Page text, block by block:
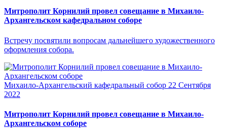
Митрополит Корнилий провел совещание в Михаило-
Архангельском кафедральном соборе
Встречу посвятили вопросам дальнейшего художественного
оформления собора.
Михаило-Архангельский кафедральный собор 22 Сентября
2022
Митрополит Корнилий провел совещание в Михаило-
Архангельском соборе